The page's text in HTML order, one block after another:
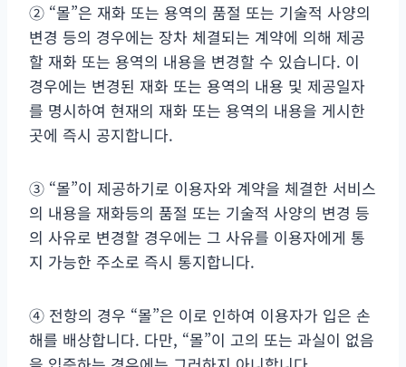
② “몰”은 재화 또는 용역의 품절 또는 기술적 사양의
변경 등의 경우에는 장차 체결되는 계약에 의해 제공
할 재화 또는 용역의 내용을 변경할 수 있습니다. 이
경우에는 변경된 재화 또는 용역의 내용 및 제공일자
를 명시하여 현재의 재화 또는 용역의 내용을 게시한
곳에 즉시 공지합니다.
③ “몰”이 제공하기로 이용자와 계약을 체결한 서비스
의 내용을 재화등의 품절 또는 기술적 사양의 변경 등
의 사유로 변경할 경우에는 그 사유를 이용자에게 통
지 가능한 주소로 즉시 통지합니다.
④ 전항의 경우 “몰”은 이로 인하여 이용자가 입은 손
해를 배상합니다. 다만, “몰”이 고의 또는 과실이 없음